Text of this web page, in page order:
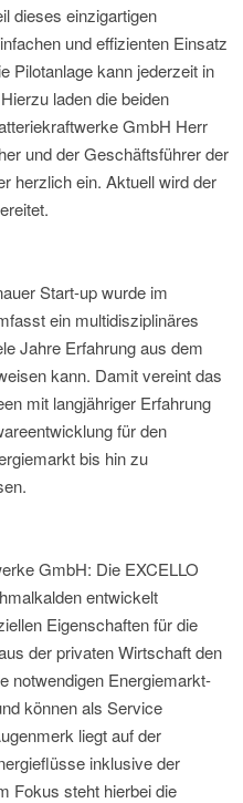
dieses einzigartigen
und effizienten Einsatz
Pilotanlage kann jederzeit in
laden die beiden
GmbH Herr
und der Geschäftsführer der
herzlich ein. Aktuell wird der
Start-up wurde im
ein multidisziplinäres
Jahre Erfahrung aus dem
kann. Damit vereint das
mit langjähriger Erfahrung
für den
bis hin zu
GmbH: Die EXCELLO
entwickelt
Eigenschaften für die
der privaten Wirtschaft den
notwendigen Energiemarkt-
können als Service
liegt auf der
inklusive der
Fokus steht hierbei die